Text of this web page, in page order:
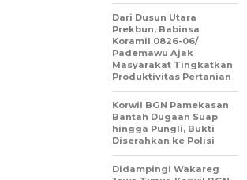
Dari Dusun Utara
Prekbun, Babinsa
Koramil 0826-06/
Pademawu Ajak
Masyarakat Tingkatkan
Produktivitas Pertanian
Korwil BGN Pamekasan
Bantah Dugaan Suap
hingga Pungli, Bukti
Diserahkan ke Polisi
Didampingi Wakareg